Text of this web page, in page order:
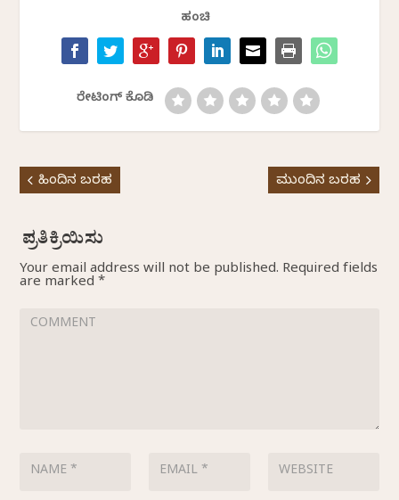
ಹಂಚಿ
ರೇಟಿಂಗ್ ಕೊಡಿ
ಹಿಂದಿನ ಬರಹ ಮುಂದಿನ ಬರಹ
Your email address will not be published. Required fields
are marked*